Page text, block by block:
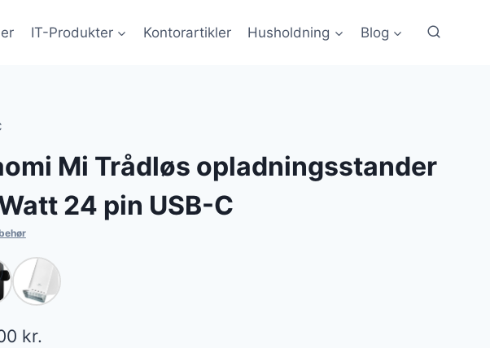
IT-Produkter Kontorartikler Husholdning Blog
Mi Trådløs opladningsstander
24 pin USB-C
kr.